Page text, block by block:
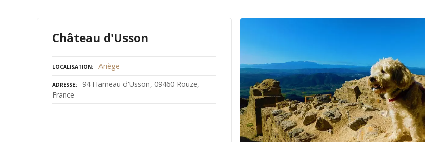
Château d'Usson
LOCALISATION Ariège
ADRESSE
94 Hameau d'Usson, 09460 Rouze,
France